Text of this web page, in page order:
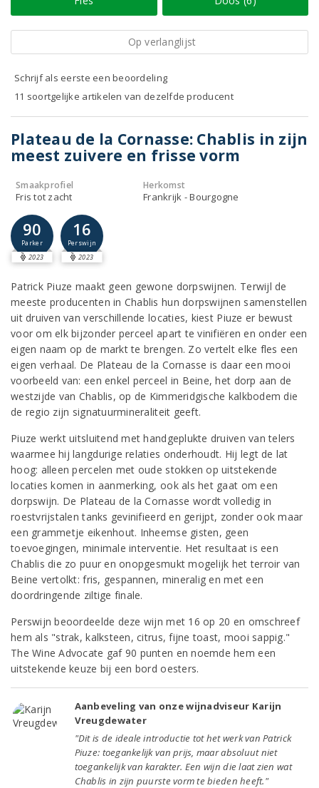
Op verlanglijst
Schrijf als eerste een beoordeling
11 soortgelijke artikelen van dezelfde producent
Plateau de la Cornasse: Chablis in zijn
meest zuivere en frisse vorm
Smaakprofiel
Fris tot zacht
Herkomst
Frankrijk - Bourgogne
90
Parker
2023
16
Perswijn
2023
Patrick Piuze maakt geen gewone dorpswijnen. Terwijl de
meeste producenten in Chablis hun dorpswijnen samenstellen
uit druiven van verschillende locaties, kiest Piuze er bewust
voor om elk bijzonder perceel apart te vinifiëren en onder een
eigen naam op de markt te brengen. Zo vertelt elke fles een
eigen verhaal. De Plateau de la Cornasse is daar een mooi
voorbeeld van: een enkel perceel in Beine, het dorp aan de
westzijde van Chablis, op de Kimmeridgische kalkbodem die
de regio zijn signatuurmineraliteit geeft.
Piuze werkt uitsluitend met handgeplukte druiven van telers
waarmee hij langdurige relaties onderhoudt. Hij legt de lat
hoog: alleen percelen met oude stokken op uitstekende
locaties komen in aanmerking, ook als het gaat om een
dorpswijn. De Plateau de la Cornasse wordt volledig in
roestvrijstalen tanks gevinifieerd en gerijpt, zonder ook maar
een grammetje eikenhout. Inheemse gisten, geen
toevoegingen, minimale interventie. Het resultaat is een
Chablis die zo puur en onopgesmukt mogelijk het terroir van
Beine vertolkt: fris, gespannen, mineralig en met een
doordringende ziltige finale.
Perswijn beoordeelde deze wijn met 16 op 20 en omschreef
hem als "strak, kalksteen, citrus, fijne toast, mooi sappig."
The Wine Advocate gaf 90 punten en noemde hem een
uitstekende keuze bij een bord oesters.
Aanbeveling van onze wijnadviseur Karijn
Vreugdewater
"Dit is de ideale introductie tot het werk van Patrick
Piuze: toegankelijk van prijs, maar absoluut niet
toegankelijk van karakter. Een wijn die laat zien wat
Chablis in zijn puurste vorm te bieden heeft."